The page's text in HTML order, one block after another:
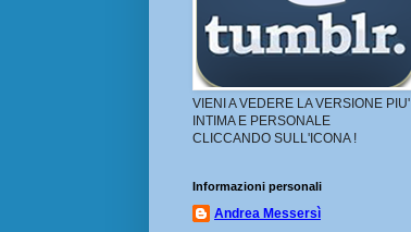
VIENI A VEDERE LA VERSIONE PIU'
INTIMA E PERSONALE
CLICCANDO SULL'ICONA !
Informazioni personali
Andrea Messersì